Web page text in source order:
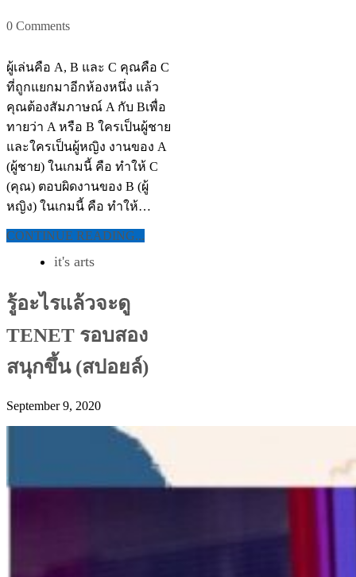
0 Comments
ผู้เล่นคือ A, B และ C คุณคือ C
ที่ถูกแยกมาอีกห้องหนึ่ง แล้ว
คุณต้องสัมภาษณ์ A กับ Bเพื่อ
ทายว่า A หรือ B ใครเป็นผู้ชาย
และใครเป็นผู้หญิง งานของ A
(ผู้ชาย) ในเกมนี้ คือ ทำให้ C
(คุณ) ตอบผิดงานของ B (ผู้
หญิง) ในเกมนี้ คือ ทำให้…
CONTINUE READING...
it's arts
รู้อะไรแล้วจะดู
TENET รอบสอง
สนุกขึ้น (สปอยล์)
September 9, 2020